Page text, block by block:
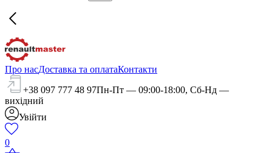
Про насДоставка та оплатаКонтакти
+38 097 777 48 97Пн-Пт — 09:00-18:00, Сб-Нд —
вихідний
Увійти
0